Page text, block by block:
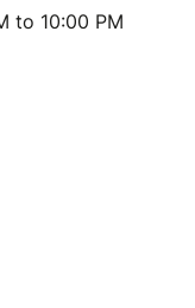
to 10:00 PM